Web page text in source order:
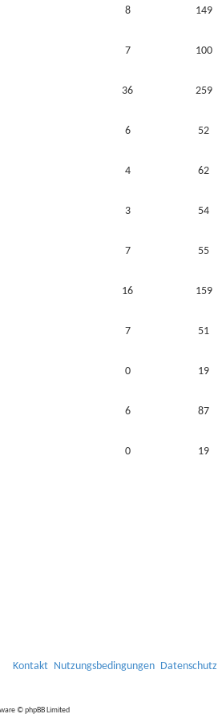
8 149
7 100
36 259
6 52
4 62
3 54
7 55
16 159
7 51
0 19
6 87
0 19
Datenschutz
Nutzungsbedingungen
Kontakt
© phpBB Limited